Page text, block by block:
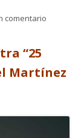
comentario
“25
Martínez